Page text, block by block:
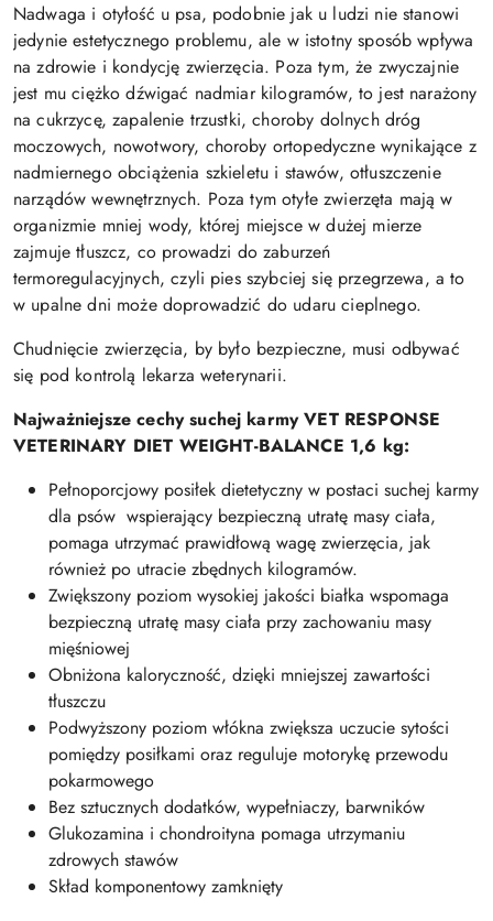
Nadwaga i otyłość u psa, podobnie jak u ludzi nie stanowi
jedynie estetycznego problemu, ale w istotny sposób wpływa
na zdrowie i kondycję zwierzęcia. Poza tym, że zwyczajnie
jest mu ciężko dźwigać nadmiar kilogramów, to jest narażony
na cukrzycę, zapalenie trzustki, choroby dolnych dróg
moczowych, nowotwory, choroby ortopedyczne wynikające z
nadmiernego obciążenia szkieletu i stawów, otłuszczenie
narządów wewnętrznych. Poza tym otyłe zwierzęta mają w
organizmie mniej wody, której miejsce w dużej mierze
zajmuje tłuszcz, co prowadzi do zaburzeń
termoregulacyjnych, czyli pies szybciej się przegrzewa, a to
w upalne dni może doprowadzić do udaru cieplnego.
Chudnięcie zwierzęcia, by było bezpieczne, musi odbywać
się pod kontrolą lekarza weterynarii.
Najważniejsze cechy suchej karmy VET RESPONSE
VETERINARY DIET WEIGHT-BALANCE 1,6 kg:
Pełnoporcjowy posiłek dietetyczny w postaci suchej karmy
dla psów wspierający bezpieczną utratę masy ciała,
pomaga utrzymać prawidłową wagę zwierzęcia, jak
również po utracie zbędnych kilogramów.
Zwiększony poziom wysokiej jakości białka wspomaga
bezpieczną utratę masy ciała przy zachowaniu masy
mięśniowej
Obniżona kaloryczność, dzięki mniejszej zawartości
tłuszczu
Podwyższony poziom włókna zwiększa uczucie sytości
pomiędzy posiłkami oraz reguluje motorykę przewodu
pokarmowego
Bez sztucznych dodatków, wypełniaczy, barwników
Glukozamina i chondroityna pomaga utrzymaniu
zdrowych stawów
Skład komponentowy zamknięty